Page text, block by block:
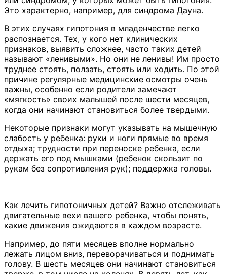
Это характерно, например, для синдрома Дауна.
В этих случаях гипотония в младенчестве легко
распознается. Тех, у кого нет клинических
признаков, выявить сложнее, часто таких детей
называют «ленивыми». Но они не ленивы! Им просто
труднее стоять, ползать, стоять или ходить. По этой
причине регулярные медицинские осмотры очень
важны, особенно если родители замечают
«мягкость» своих малышей после шести месяцев,
когда они начинают становиться более твердыми.
Некоторые признаки могут указывать на мышечную
слабость у ребенка: руки и ноги прямые во время
отдыха; трудности при переноске ребенка, если
держать его под мышками (ребенок скользит по
рукам без сопротивления рук); поддержка головы.
Как лечить гипотоничных детей? Важно отслеживать
двигательные вехи вашего ребенка, чтобы понять,
какие движения ожидаются в каждом возрасте.
Например, до пяти месяцев вполне нормально
лежать лицом вниз, переворачиваться и поднимать
голову. В шесть месяцев они начинают становиться